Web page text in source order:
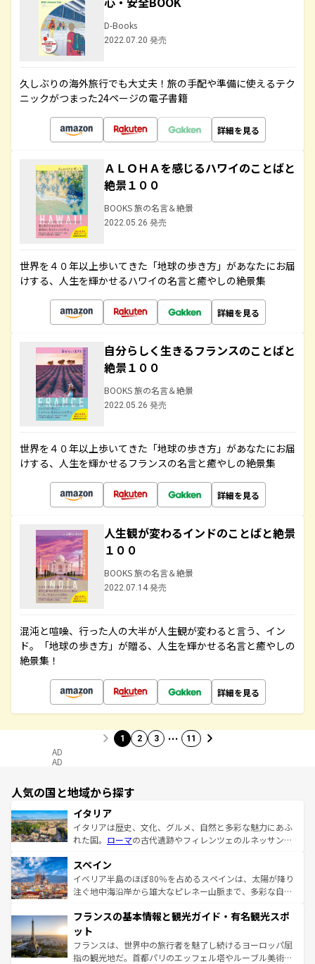
D-Books
2022.07.20 発売
久しぶりの海外旅行でも大丈夫！旅の手配や準備に使えるテク
ニックがつまった24ページの電子書籍
詳細を見る
ＡＬＯＨＡを感じるハワイのことばと
絶景１００
BOOKS 旅の名言＆絶景
2022.05.26 発売
世界を４０年以上歩いてきた「地球の歩き方」があなたにお届
けする、人生を輝かせるハワイの名言と癒やしの絶景集
詳細を見る
自分らしく生きるフランスのことばと
絶景１００
BOOKS 旅の名言＆絶景
2022.05.26 発売
世界を４０年以上歩いてきた「地球の歩き方」があなたにお届
けする、人生を輝かせるフランスの名言と癒やしの絶景集
詳細を見る
人生観が変わるインドのことばと絶景
１００
BOOKS 旅の名言＆絶景
2022.07.14 発売
混沌と喧噪、行った人の大半が人生観が変わると言う、イン
ド。「地球の歩き方」が贈る、人生を輝かせる名言と癒やしの
絶景集！
詳細を見る
1 2 3 … 11
AD
AD
人気の国と地域から探す
イタリア
イタリアは歴史、文化、グルメ、自然と多彩な魅力にあふ
れた国。 ローマの古代遺跡やフィレンツェのルネッサンス
ろん、トスカーナの美しい田園風景やアマルフィ海岸の絶
景など、自然景観も見逃せない。観光の合間には、本場の
ピザやパスタなど、絶品のイタリア料理を堪能することも
ませてくれるイタリアで、忘れられない旅をしてみよう！
なお、新着のイタリア情報は
しい。
スペイン
イベリア半島のほぼ80％を占めるスペインは、太陽が降り
注ぐ地中海沿岸から雄大なピレネー山脈まで、多彩な自然
文化が根付くこの国では、情熱的なフラメンコ、熱気あふ
れる闘牛、そして美味しいタパスが生活の一部となってい
る。首都マドリードの洗練された雰囲気や、バルセロナの
アートに溢れた街角から、地方では古代ローマ遺跡や中世
フランスの基本情報と観光ガイド・有名観光スポ
ット
フランスは、世界中の旅行者を魅了し続けるヨーロッパ屈
指の観光地だ。首都パリのエッフェル塔やルーブル美術館